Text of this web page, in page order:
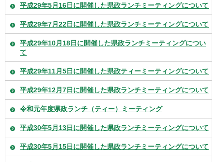
平成29年5月16日に開催した県政ランチミーティングについて
平成29年7月22日に開催した県政ランチミーティングについて
平成29年10月18日に開催した県政ランチミーティングについ
て
平成29年11月5日に開催した県政ティーミーティングについて
平成29年12月7日に開催した県政ランチミーティングについて
令和元年度県政ランチ（ティー）ミーティング
平成30年5月13日に開催した県政ランチミーティングについて
平成30年5月15日に開催した県政ランチミーティングについて